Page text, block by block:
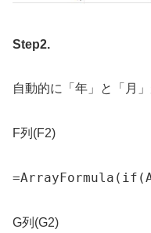
Step2.
自動的に「年」と「月
F列(F2)
=ArrayFormula ( if (
G列(G2)